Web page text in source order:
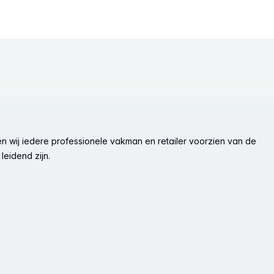
wij iedere professionele vakman en retailer voorzien van de
zijn.